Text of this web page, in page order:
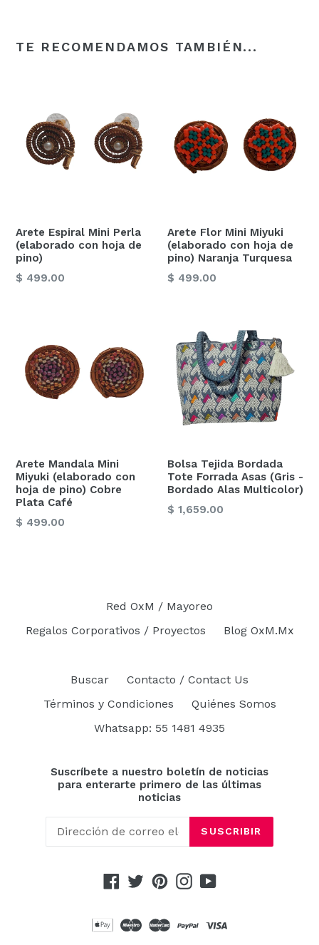
TE RECOMENDAMOS TAMBIÉN...
Arete Espiral Mini Perla
(elaborado con hoja de
pino)
Precio
$ 499.00
Arete Flor Mini Miyuki
(elaborado con hoja de
pino) Naranja Turquesa
Precio
$ 499.00
Arete Mandala Mini
Miyuki (elaborado con
hoja de pino) Cobre
Plata Café
Precio
$ 499.00
Bolsa Tejida Bordada
Tote Forrada Asas (Gris -
Bordado Alas Multicolor)
Precio
$ 1,659.00
Red OxM / Mayoreo
Regalos Corporativos / Proyectos
Blog OxM.Mx
Buscar
Contacto / Contact Us
Términos y Condiciones
Quiénes Somos
Whatsapp: 55 1481 4935
Suscríbete a nuestro boletín de noticias
para enterarte primero de las últimas
noticias
SUSCRIBIR
Facebook
TwitterPinterestInstagram
YouTube